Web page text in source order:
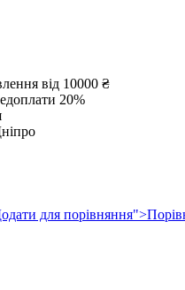
від 10000 ₴
20%
для